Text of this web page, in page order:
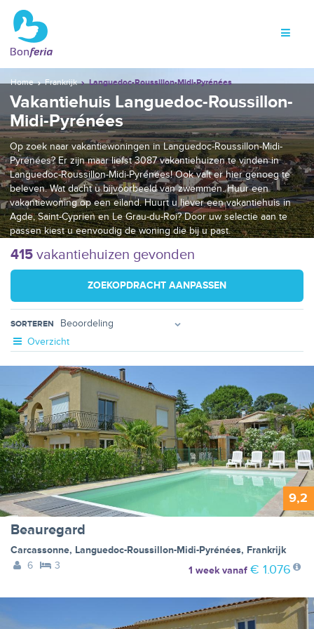
Home Frankrijk Languedoc-Roussillon-Midi-Pyrénées
Vakantiehuis Languedoc-Roussillon-
Midi-Pyrénées
Op zoek naar vakantiewoningen in Languedoc-Roussillon-Midi-
Pyrénées? Er zijn maar liefst 3087 vakantiehuizen te vinden in
Languedoc-Roussillon-Midi-Pyrénées! Ook valt er hier genoeg te
beleven. Wat dacht u bijvoorbeeld van zwemmen. Huur een
vakantiewoning op een eiland. Huurt u liever een vakantiehuis in
Agde, Saint-Cyprien en Le Grau-du-Roi? Door uw selectie aan te
passen kiest u eenvoudig de woning die bij u past.
415 vakantiehuizen gevonden
ZOEKOPDRACHT AANPASSEN
SORTEREN
Overzicht
9,2
Beauregard
Carcassonne, Languedoc-Roussillon-Midi-Pyrénées, Frankrijk
6
3 1 weekvanaf € 1.076